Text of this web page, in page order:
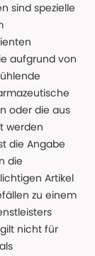
sind spezielle
aufgrund von
oder die aus
werden
die Angabe
die
Artikel
zu einem
nicht für